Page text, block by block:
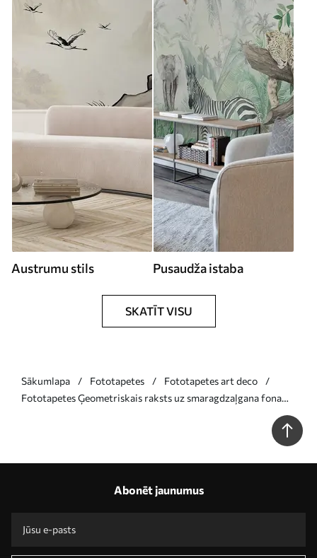
Austrumu stils Pusaudža istaba
SKATĪT VISU
Sākumlapa Fototapetes
Fototapetes art deco
Fototapetes Ģeometriskais raksts uz smaragdzaļgana fona
Abonēt jaunumus